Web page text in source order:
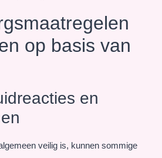
op basis van
en
veilig is, kunnen sommige